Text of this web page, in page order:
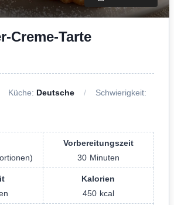
Creme-Tarte
Küche: Deutsche Schwierigkeit:
Vorbereitungszeit
30 Minuten
Kalorien
450 kcal